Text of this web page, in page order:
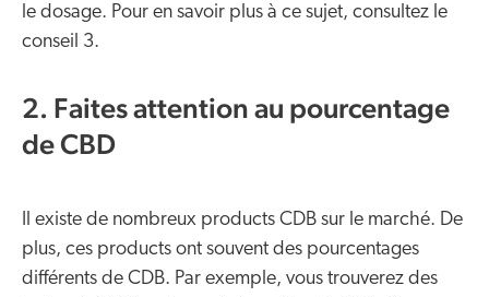
le dosage. Pour en savoir plus à ce sujet, consultez le
conseil 3.
2. Faites attention au pourcentage
de CBD
Il existe de nombreux products CDB sur le marché. De
plus, ces products ont souvent des pourcentages
différents de CDB. Par exemple, vous trouverez des